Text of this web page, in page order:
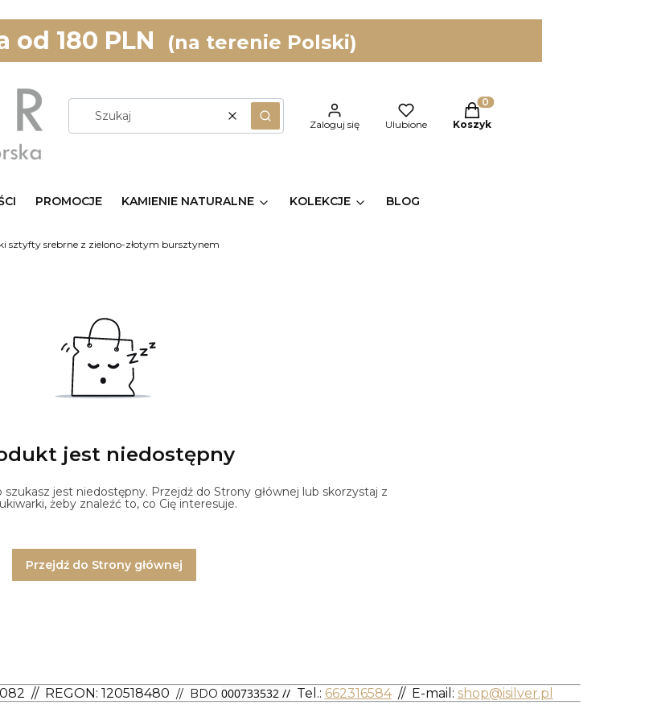
od 180 PLN (na terenie Polski)
WyczyśćSzukaj Zaloguj się Ulubione
Produkty w koszyku: 0.
Koszyk
PROMOCJE KAMIENIE NATURALNE KOLEKCJE BLOG
sztyfty srebrne z zielono-złotym bursztynem
jest niedostępny
jest niedostępny. Przejdź do Strony głównej lub skorzystaj z
żeby znaleźć to, co Cię interesuje.
Przejdź do Strony głównej
// REGON: 120518480 // BDO 000733532 // Tel.: 662316584 // E-mail: shop@isilver.pl